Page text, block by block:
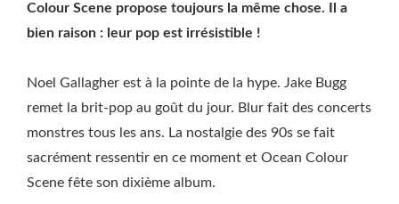
Colour Scene propose toujours la même chose. Il a
bien raison : leur pop est irrésistible !
Noel Gallagher est à la pointe de la hype. Jake Bugg
remet la brit-pop au goût du jour. Blur fait des concerts
monstres tous les ans. La nostalgie des 90s se fait
sacrément ressentir en ce moment et Ocean Colour
Scene fête son dixième album.